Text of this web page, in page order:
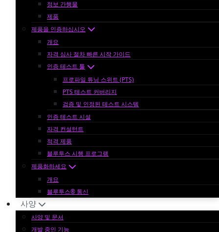
정보 간행물
제품
제품을 인증하십시오
개요
자격 심사 절차 빠른 시작 가이드
인증 테스트 툴
프로파일 튜닝 스위트 (PTS)
PTS 테스트 커버리지
검증 및 인정된 테스트 시스템
인증 테스트 시설
자격 컨설턴트
적격 제품
블루투스 시행 프로그램
제품화하세요
개요
블루투스® 통신
사양
사양 및 문서
개발 중인 기능